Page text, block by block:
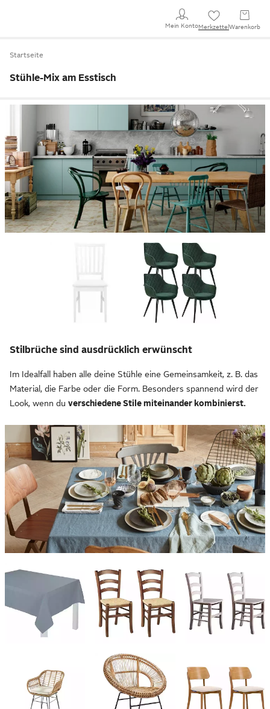
Mein KontoMerkzettel Warenkorb
Startseite
Stühle-Mix am Esstisch
Stilbrüche sind ausdrücklich erwünscht
Im Idealfall haben alle deine Stühle eine Gemeinsamkeit, z. B. das
Material, die Farbe oder die Form. Besonders spannend wird der
Look, wenn du verschiedene Stile miteinander kombinierst.